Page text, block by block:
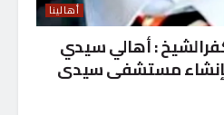
أهالينا
: أهالي سيدي
مستشفى سيدى